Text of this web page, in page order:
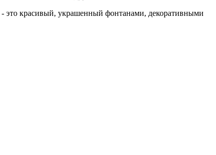
- это красивый, украшенный фонтанами, декоративными